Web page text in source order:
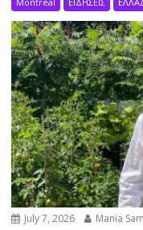
July 7, 2026 Mania